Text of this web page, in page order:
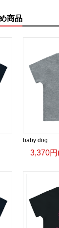
商品
baby dog
3,370